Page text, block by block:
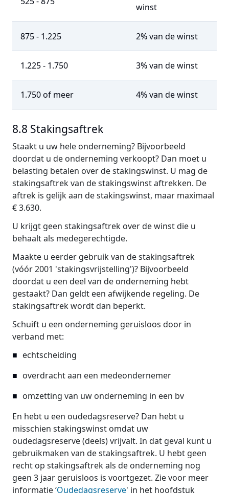
winst
875 - 1.225 2% van de winst
1.225 - 1.750 3% van de winst
1.750 of meer 4% van de winst
8.8 Stakingsaftrek
Staakt u uw hele onderneming? Bijvoorbeeld
doordat u de onderneming verkoopt? Dan moet u
belasting betalen over de stakingswinst. U mag de
stakingsaftrek van de stakingswinst aftrekken. De
aftrek is gelijk aan de stakingswinst, maar maximaal
€ 3.630.
U krijgt geen stakingsaftrek over de winst die u
behaalt als medegerechtigde.
Maakte u eerder gebruik van de stakingsaftrek
(vóór 2001 'stakingsvrijstelling')? Bijvoorbeeld
doordat u een deel van de onderneming hebt
gestaakt? Dan geldt een afwijkende regeling. De
stakingsaftrek wordt dan beperkt.
Schuift u een onderneming geruisloos door in
verband met:
echtscheiding
overdracht aan een medeondernemer
omzetting van uw onderneming in een bv
En hebt u een oudedagsreserve? Dan hebt u
misschien stakingswinst omdat uw
oudedagsreserve (deels) vrijvalt. In dat geval kunt u
gebruikmaken van de stakingsaftrek. U hebt geen
recht op stakingsaftrek als de onderneming nog
geen 3 jaar geruisloos is voortgezet. Zie voor meer
informatie ‘Oudedagsreserve' in het hoofdstuk